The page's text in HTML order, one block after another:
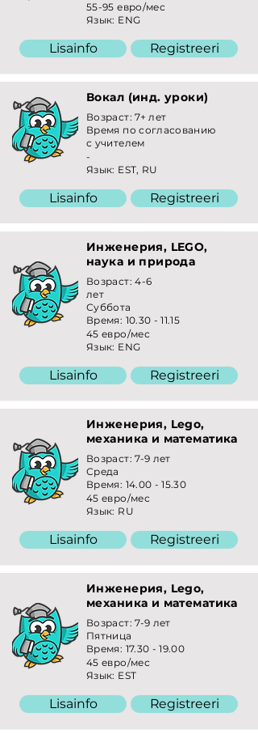
55-95 евро/мес
Язык: ENG
Lisainfo Registreeri
Вокал (инд. уроки)
Возраст: 7+ лет
Время по согласованию
с учителем
-
Язык: EST, RU
Lisainfo Registreeri
Инженерия, LEGO,
наука и природа
Возраст: 4-6
лет
Суббота
Время: 10.30 - 11.15
45 евро/мес
Язык: ENG
Lisainfo Registreeri
Инженерия, Lego,
механика и математика
Возраст: 7-9 лет
Среда
Время: 14.00 - 15.30
45 евро/мес
Язык: RU
Lisainfo Registreeri
Инженерия, Lego,
механика и математика
Возраст: 7-9 лет
Пятница
Время: 17.30 - 19.00
45 евро/мес
Язык: EST
Lisainfo Registreeri